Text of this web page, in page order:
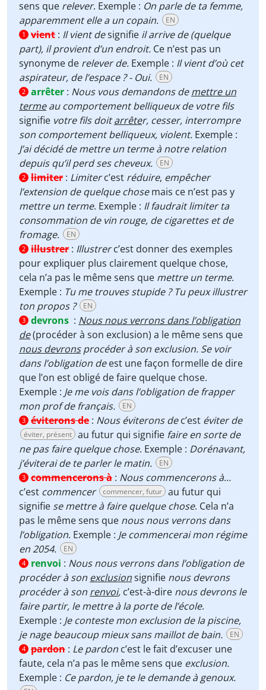
sens que relever. Exemple : On parle de ta femme,
apparemment elle a un copain.
EN
1 vient : Il vient designifie ilarrive de (quelque
part), il provient d’un endroit. Ce n’est pas un
synonyme de relever de. Exemple : Il vient d’où cet
aspirateur, de l’espace ? - Oui.
EN
2 arrêter : Nous vous demandons demettre un
termeau comportement belliqueux de votre fils
signifie votre fils doitarrêter, cesser, interrompre
son comportement belliqueux, violent. Exemple :
J’ai décidé de mettre un terme à notre relation
depuis qu’il perd ses cheveux.
EN
2 limiter : Limiterc’est réduire, empêcher
l’extension de quelque chosemais ce n’est pas y
mettre un terme. Exemple : Il faudrait limiter ta
consommation de vin rouge, de cigarettes et de
fromage.
EN
2 illustrer : Illustrerc’est donner des exemples
pour expliquer plus clairement quelque chose,
cela n’a pas le même sens que mettre un terme.
Exemple : Tu me trouves stupide ? Tu peux illustrer
ton propos ?
EN
3 devrons : Nous nous verrons dans l’obligation
de(procéder à son exclusion) a le même sens que
nous devronsprocéder à son exclusion. Se voir
dans l’obligation deest une façon formelle de dire
que l’on est obligé de faire quelque chose.
Exemple : Je me vois dans l’obligation de frapper
mon prof de français.
EN
3 éviterons de : Nous éviterons dec’est éviter de
éviter, présent au futur qui signifie faire en sorte de
ne pas faire quelque chose. Exemple : Dorénavant,
j’éviterai de te parler le matin.
EN
3 commencerons à : Nous commencerons à…
c’est commencer commencer, futur au futur qui
signifie se mettre à faire quelque chose. Cela n’a
pas le même sens que nous nous verrons dans
l’obligation. Exemple : Je commencerai mon régime
en 2054.
EN
4 renvoi : Nous nous verrons dans l’obligation de
procéder à son exclusionsignifie nous devrons
procéder à son renvoi, c’est-à-dire nous devrons le
faire partir, le mettre à la porte de l’école.
Exemple : Je conteste mon exclusion de la piscine,
je nage beaucoup mieux sans maillot de bain.
EN
4 pardon : Le pardon c’est le fait d’excuser une
faute, cela n’a pas le même sens que exclusion.
Exemple : Ce pardon, je te le demande à genoux.